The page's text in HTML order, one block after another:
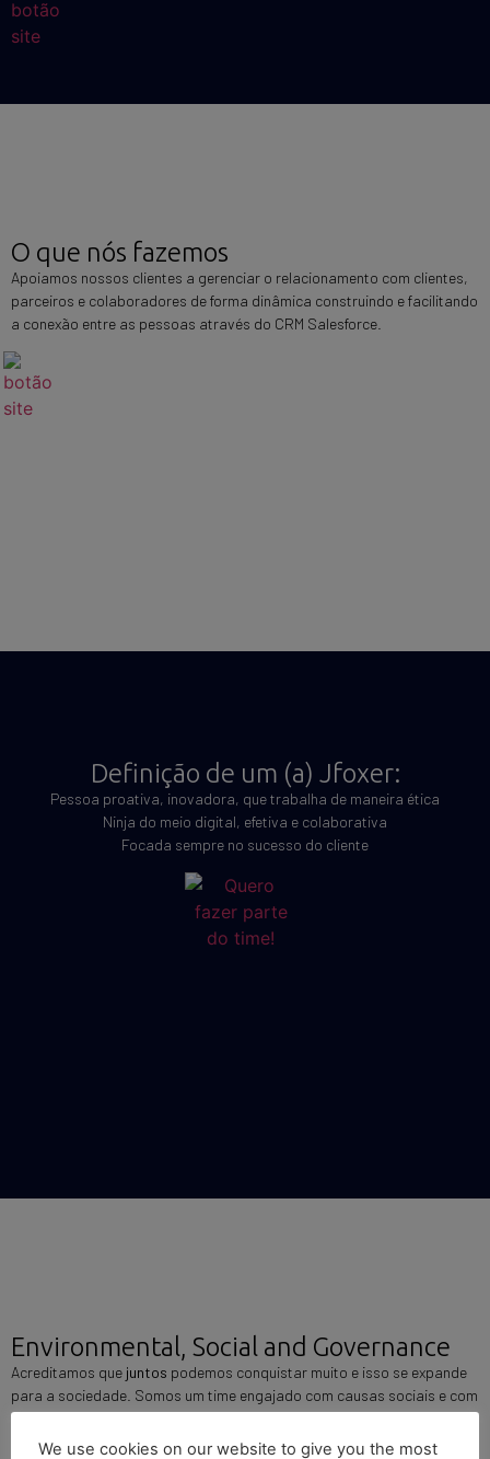
O que nós fazemos
Apoiamos nossos clientes a gerenciar o relacionamento com clientes,
parceiros e colaboradores de forma dinâmica construindo e facilitando
a conexão entre as pessoas através do CRM Salesforce.
Definição de um (a) Jfoxer:
Pessoa proativa, inovadora, que trabalha de maneira ética
Ninja do meio digital, efetiva e colaborativa
Focada sempre no sucesso do cliente
Environmental, Social and Governance​
Acreditamos que juntos podemos conquistar muito e isso se expande
para a sociedade. Somos um time engajado com causas sociais e com
iniciativas para contribuir para umasociedade mais justa e
sustentável
We use cookies on our website to give you the most